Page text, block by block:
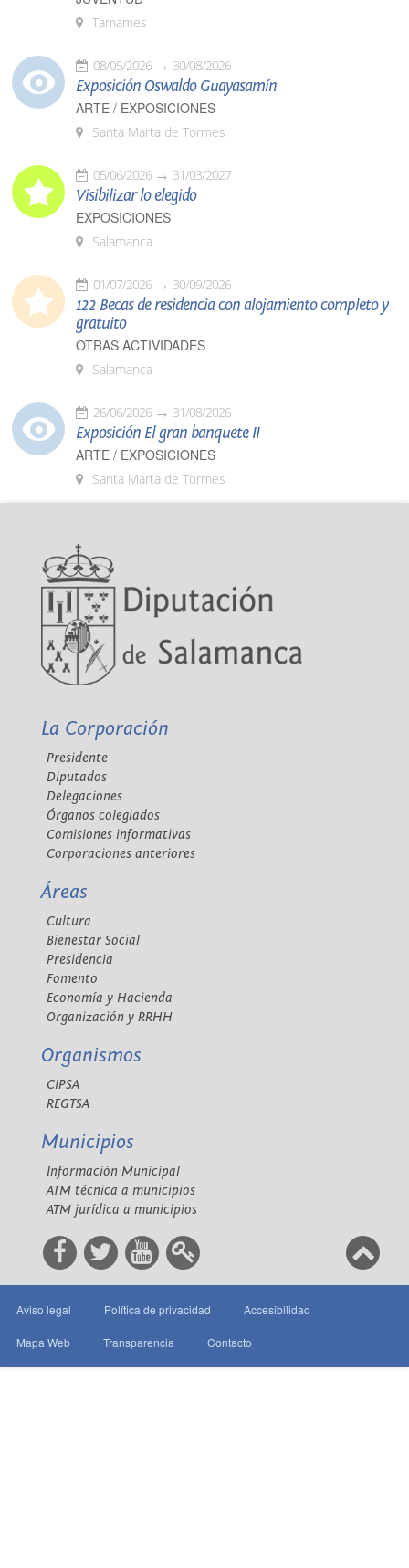
Tamames
08/05/2026 30/08/2026
Exposición Oswaldo Guayasamín
ARTE / EXPOSICIONES
Santa Marta de Tormes
05/06/2026 31/03/2027
Visibilizar lo elegido
EXPOSICIONES
Salamanca
01/07/2026 30/09/2026
122 Becas de residencia con alojamiento completo y
gratuito
OTRAS ACTIVIDADES
Salamanca
26/06/2026 31/08/2026
Exposición El gran banquete II
ARTE / EXPOSICIONES
Santa Marta de Tormes
La Corporación
Presidente
Diputados
Delegaciones
Órganos colegiados
Comisiones informativas
Corporaciones anteriores
Áreas
Cultura
Bienestar Social
Presidencia
Fomento
Economía y Hacienda
Organización y RRHH
Organismos
CIPSA
REGTSA
Municipios
Información Municipal
ATM técnica a municipios
ATM jurídica a municipios
Aviso legal Política de privacidad Accesibilidad
Mapa Web Transparencia Contacto